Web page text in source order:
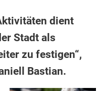
dient
Stadt als
zu festigen“,
Bastian.